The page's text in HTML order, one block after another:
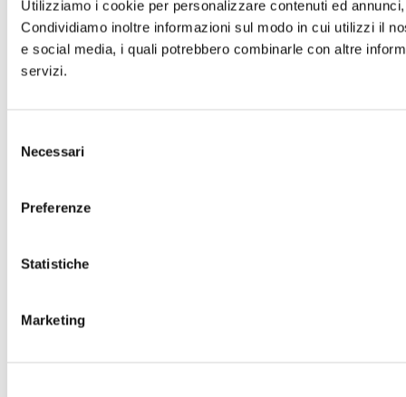
Utilizziamo i cookie per personalizzare contenuti ed
Condividiamo inoltre informazioni sul modo in cui utilizzi il
e social media, i quali potrebbero combinarle con altre
servizi.
delNecessari
Preferenze
Statistiche
Marketing